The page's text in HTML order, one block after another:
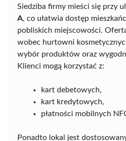
Siedziba firmy mieści się przy
A, co ułatwia dostęp
pobliskich miejscowości.
wobec hurtowni
wybór produktów oraz
Klienci mogą korzystać z:
kart debetowych,
kart kredytowych,
płatności mobilnych
Ponadto lokal jest